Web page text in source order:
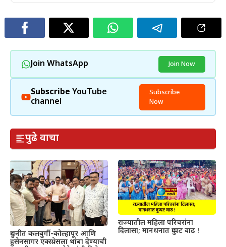
Join WhatsApp Join Now
Subscribe YouTube
channel
Subscribe
Now
पुढे वाचा
दुधनीत कलबुर्गी-कोल्हापूर आणि
हुसेनसागर एक्स्प्रेसला थांबा देण्याची
राज्यातील महिला परिचरांना
दिलासा; मानधनात दुप्पट वाढ !